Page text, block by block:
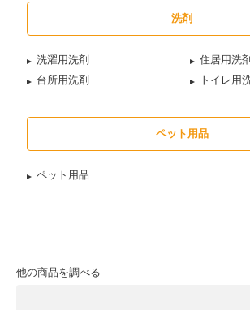
洗剤
洗濯用洗剤
住居用洗剤
台所用洗剤
トイレ用
ペット用品
ペット用品
他の商品を調べる